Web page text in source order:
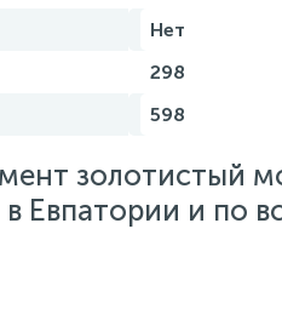
Нет
298
598
золотистый
Евпатории и по